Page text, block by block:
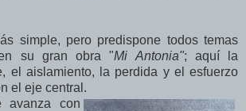
simple, pero predispone todos temas
su gran obra "Mi Antonia"; aquí la
el aislamiento, la perdida y el esfuerzo
el eje central.
avanza con